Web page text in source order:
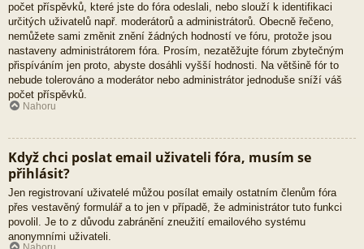
počet příspěvků, které jste do fóra odeslali, nebo slouží k identifikaci
určitých uživatelů např. moderátorů a administrátorů. Obecně řečeno,
nemůžete sami změnit znění žádných hodností ve fóru, protože jsou
nastaveny administrátorem fóra. Prosím, nezatěžujte fórum zbytečným
přispíváním jen proto, abyste dosáhli vyšší hodnosti. Na většině fór to
nebude tolerováno a moderátor nebo administrátor jednoduše sníží váš
počet příspěvků.
Nahoru
Když chci poslat email uživateli fóra, musím se
přihlásit?
Jen registrovaní uživatelé můžou posílat emaily ostatním členům fóra
přes vestavěný formulář a to jen v případě, že administrátor tuto funkci
povolil. Je to z důvodu zabránění zneužití emailového systému
anonymními uživateli.